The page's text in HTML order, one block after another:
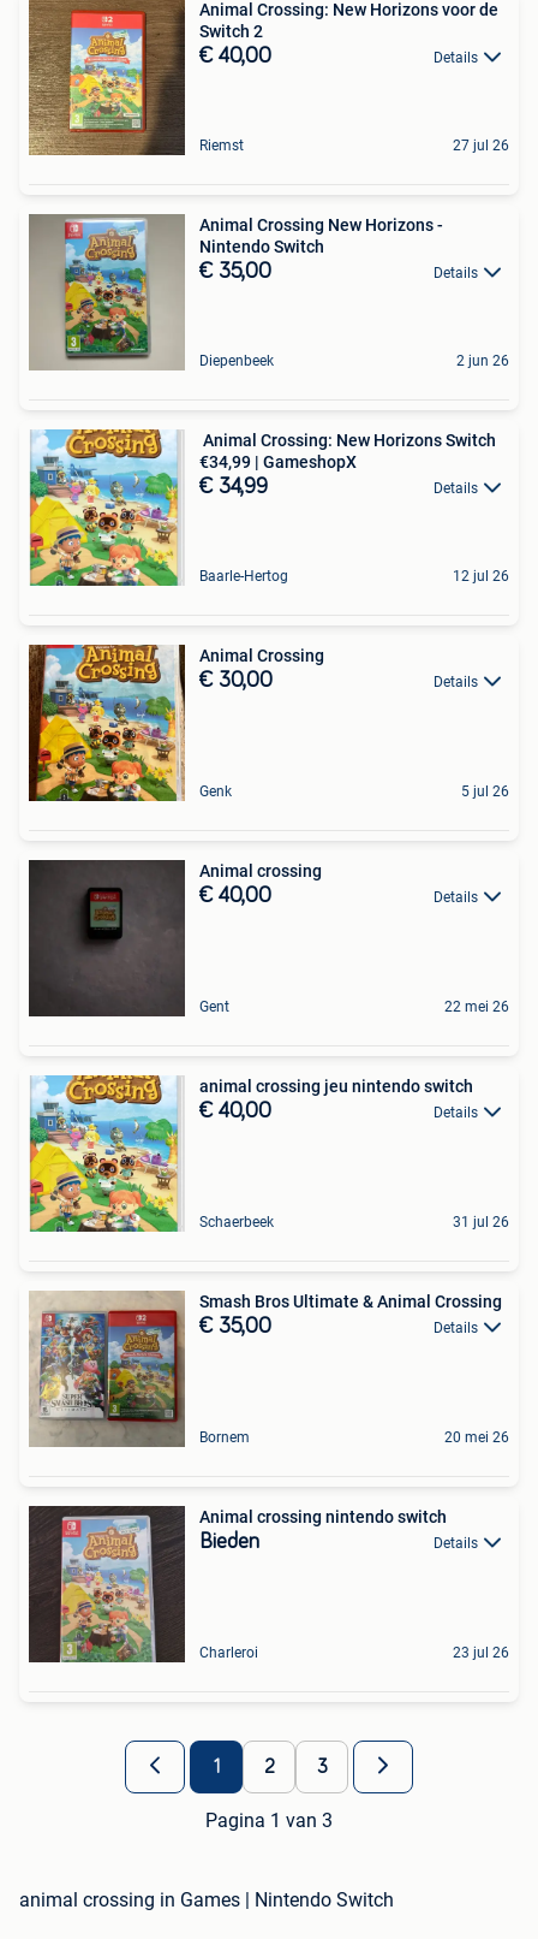
Animal Crossing: New Horizons voor de
Switch 2
€ 40,00 Details
Riemst 27 jul 26
Animal Crossing New Horizons -
Nintendo Switch
€ 35,00 Details
Diepenbeek 2 jun 26
️ Animal Crossing: New Horizons Switch
€34,99 | GameshopX
€ 34,99 Details
Baarle-Hertog 12 jul 26
Animal Crossing
€ 30,00 Details
Genk 5 jul 26
Animal crossing
€ 40,00 Details
Gent 22 mei 26
animal crossing jeu nintendo switch
€ 40,00 Details
Schaerbeek 31 jul 26
Smash Bros Ultimate & Animal Crossing
€ 35,00 Details
Bornem 20 mei 26
Animal crossing nintendo switch
Bieden Details
Charleroi 23 jul 26
1 2 3
Pagina 1 van 3
animal crossing in Games | Nintendo Switch